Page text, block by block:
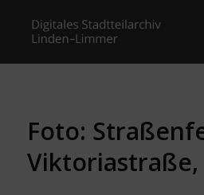
Foto:
Viktoriastraße,